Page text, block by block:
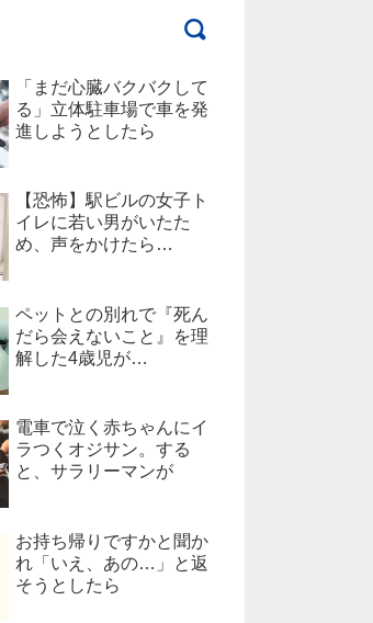
「まだ心臓バクバクして
る」立体駐車場で車を発
進しようとしたら
【恐怖】駅ビルの女子ト
イレに若い男がいたた
め、声をかけたら…
ペットとの別れで『死ん
だら会えないこと』を理
解した4歳児が…
電車で泣く赤ちゃんにイ
ラつくオジサン。する
と、サラリーマンが
お持ち帰りですかと聞か
れ「いえ、あの…」と返
そうとしたら